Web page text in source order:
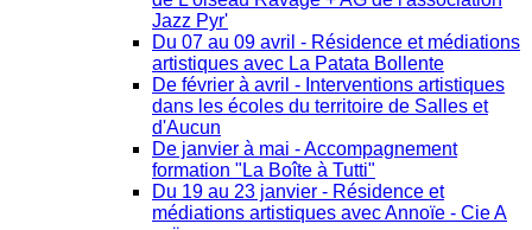
Jazz Pyr'
Du 07 au 09 avril - Résidence et médiations
artistiques avec La Patata Bollente
De février à avril - Interventions artistiques
dans les écoles du territoire de Salles et
d'Aucun
De janvier à mai - Accompagnement
formation "La Boîte à Tutti"
Du 19 au 23 janvier - Résidence et
médiations artistiques avec Annoïe - Cie A